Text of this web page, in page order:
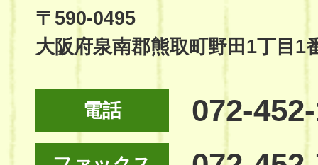
Site
〒590-0495
大阪府泉南郡熊取町野田1丁目1
電話 072-